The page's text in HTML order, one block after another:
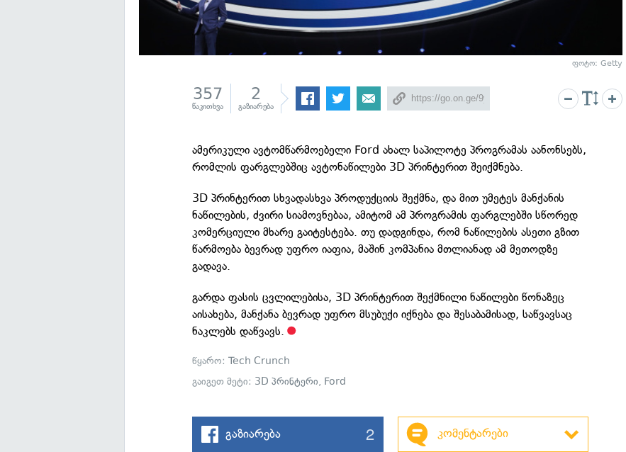
ფოტო: Getty
357
წაკითხვა
2
გაზიარება
ამერიკული ავტომწარმოებელი Ford ახალ საპილოტე პროგრამას აანონსებს,
რომლის ფარგლებშიც ავტონაწილები 3D პრინტერით შეიქმნება.
3D პრინტერით სხვადასხვა პროდუქციის შექმნა, და მით უმეტეს მანქანის
ნაწილების, ძვირი სიამოვნებაა, ამიტომ ამ პროგრამის ფარგლებში სწორედ
კომერციული მხარე გაიტესტება. თუ დადგინდა, რომ ნაწილების ასეთი გზით
წარმოება ბევრად უფრო იაფია, მაშინ კომპანია მთლიანად ამ მეთოდზე
გადავა.
გარდა ფასის ცვლილებისა, 3D პრინტერით შექმნილი ნაწილები წონაზეც
აისახება, მანქანა ბევრად უფრო მსუბუქი იქნება და შესაბამისად, საწვავსაც
ნაკლებს დაწვავს.
წყარო:Tech Crunch
გაიგეთ მეტი: 3D პრინტერი, Ford
გაზიარება 2 კომენტარები